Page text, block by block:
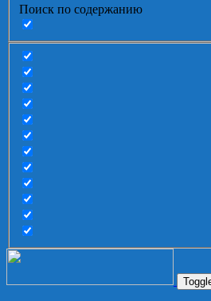
Поиск по содержанию